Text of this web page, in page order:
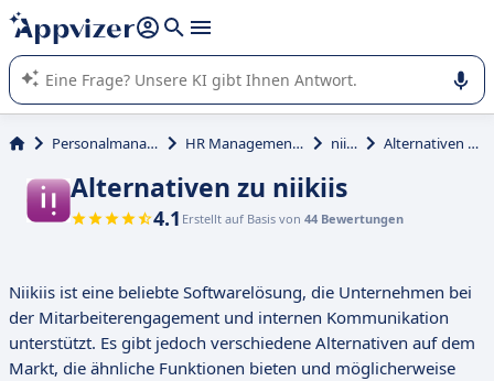
beantworten (mehrere Zeilen mit
Die KI von Appvizer führt Sie bei der Nutzung oder Auswahl
von SaaS-Software in Unternehmen.
Personalmanagement HR Management System niikiis Alternativen zu niikiis
Alternativen zu niikiis
4.1 Erstellt auf Basis von 44 Bewertungen
Niikiis ist eine beliebte Softwarelösung, die Unternehmen bei
der Mitarbeiterengagement und internen Kommunikation
unterstützt. Es gibt jedoch verschiedene Alternativen auf dem
Markt, die ähnliche Funktionen bieten und möglicherweise